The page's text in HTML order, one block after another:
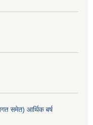
समेत) आर्थिक बर्ष